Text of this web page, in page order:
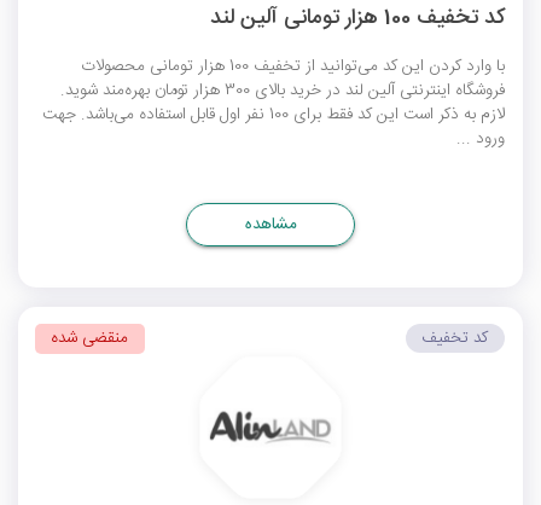
کد تخفیف 100 هزار تومانی آلین لند
با وارد کردن این کد می‌توانید از تخفیف 100 هزار تومانی محصولات
فروشگاه اینترنتی آلین لند در خرید بالای 300 هزار تومان بهره‌مند شوید.
لازم به ذکر است این کد فقط برای 100 نفر اول قابل استفاده می‌باشد. جهت
ورود ...
مشاهده
کد تخفیف منقضی شده